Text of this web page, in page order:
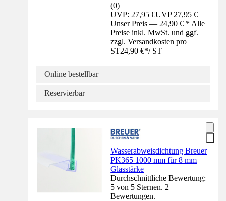
(0)
UVP: 27,95 €UVP27,95 €
Unser Preis — 24,90 € * Alle
Preise inkl. MwSt. und ggf.
zzgl. Versandkosten pro
ST24,90 €*/ ST
Online bestellbar
Reservierbar
Wasserabweisdichtung Breuer
PK365 1000 mm für 8 mm
Glasstärke
Durchschnittliche Bewertung:
5 von 5 Sternen. 2
Bewertungen.